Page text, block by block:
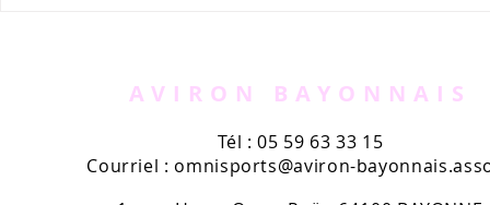
AVIRON BAYONNAIS
Tél : 05 59 63 33 15
Courriel : omnisports@aviron-